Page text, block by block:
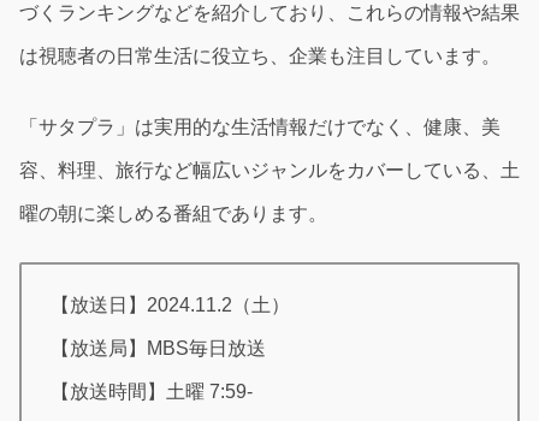
づくランキングなどを紹介しており、これらの情報や結果
は視聴者の日常生活に役立ち、企業も注目しています。
「サタプラ」は実用的な生活情報だけでなく、健康、美
容、料理、旅行など幅広いジャンルをカバーしている、土
曜の朝に楽しめる番組であります。
【放送日】2024.11.2（土）
【放送局】MBS毎日放送
【放送時間】土曜 7:59-